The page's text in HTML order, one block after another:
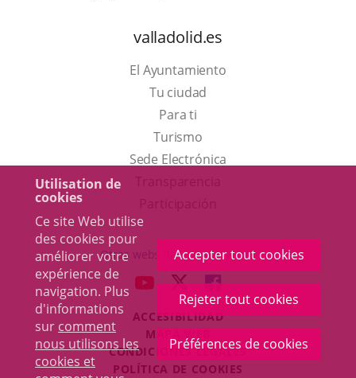
Utilisation de
cookies
Ce site Web utilise
des cookies pour
améliorer votre
expérience de
navigation. Plus
d'informations
sur comment
nous utilisons les
cookies et
Accepter tout cookies
Rejeter tout cookies
Préférences de cookies
valladolid.es
El Ayuntamiento
Tu ciudad
Para ti
TurismoEste
enlace
una
ventana
nueva.
Sede Electrónica
externa.
Otras webs del ayuntamiento
ENLACE
UNA
APLICACIÓN
EXTERNA.
ENLACE
A
UNA
APLICACIÓN
EXTERNA.
ENLACE
A
UNA
APLICACIÓN
EXTERNA.
ACCESIBILIDAD
MAPA WEB
CONDICIONES LEGALES
POLÍTICA DE COOKIES